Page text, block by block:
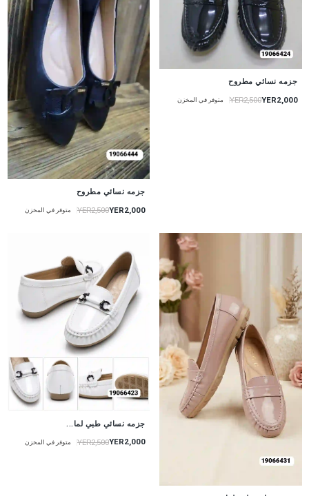
جزمه نسائي مطروح
YER2,000
YER2,500 متوفر في المخزن
جزمه نسائي مطروح
YER2,000
YER2,500 متوفر في المخزن
جزمه نسائي طبي لما...
YER2,000
YER2,500 متوفر في المخزن